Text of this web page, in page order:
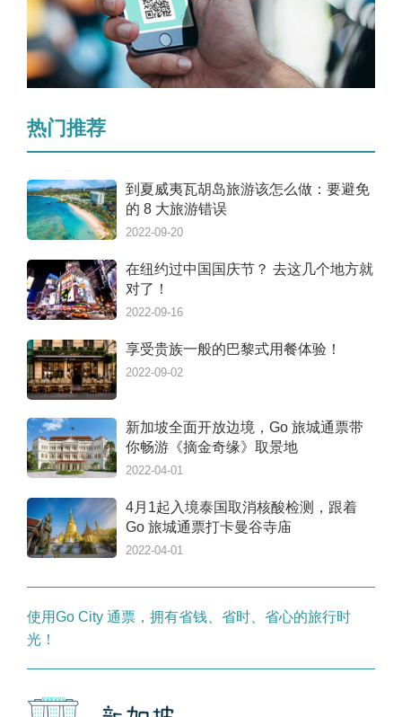
热门推荐
到夏威夷瓦胡岛旅游该怎么做：要避免
的 8 大旅游错误
2022-09-20
在纽约过中国国庆节？ 去这几个地方就
对了！
2022-09-16
享受贵族一般的巴黎式用餐体验！
2022-09-02
新加坡全面开放边境，Go 旅城通票带
你畅游《摘金奇缘》取景地
2022-04-01
4月1起入境泰国取消核酸检测，跟着
Go 旅城通票打卡曼谷寺庙
2022-04-01
使用Go City 通票，拥有省钱、省时、省心的旅行时
光！